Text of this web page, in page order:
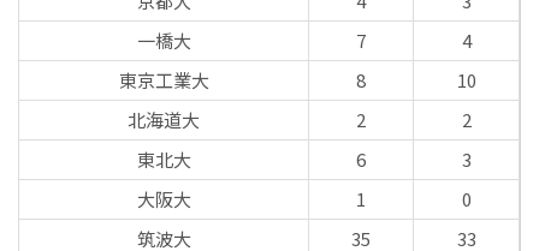
一橋大
7
4
東京工業大
8
10
北海道大
2
2
東北大
6
3
大阪大
1
0
筑波大
35
33